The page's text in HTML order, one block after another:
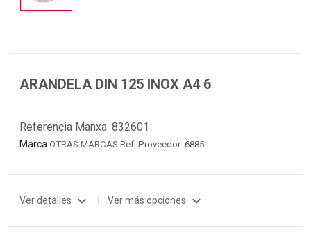
ARANDELA DIN 125 INOX A4 6
Referencia Manxa: 832601
Marca OTRAS MARCAS Ref. Proveedor: 6885
Ver detalles expand_more | Ver más opciones expand_more